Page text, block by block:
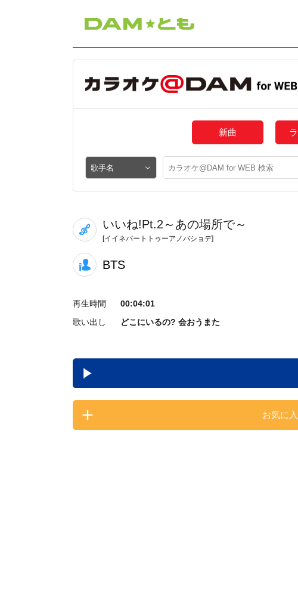
新曲
いいね!Pt.2～あの場所で～
[イイネパートトゥーアノバショデ]
BTS
再生時間
00:04:01
歌い出し
どこにいるの? 会おうまた
お気に